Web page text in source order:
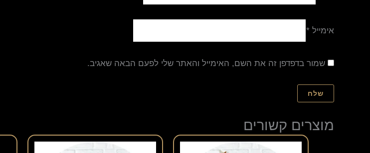
אימייל *
שמור בדפדפן זה את השם, האימייל והאתר שלי לפעם הבאה שאגיב.
מוצרים קשורים